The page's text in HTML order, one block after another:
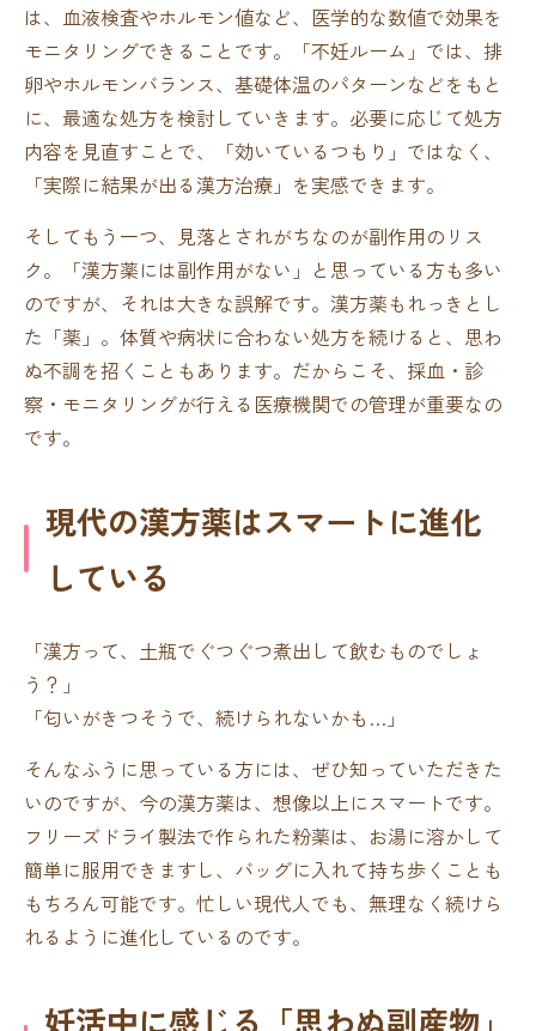
は、血液検査やホルモン値など、医学的な数値で効果を
モニタリングできることです。「不妊ルーム」では、排
卵やホルモンバランス、基礎体温のパターンなどをもと
に、最適な処方を検討していきます。必要に応じて処方
内容を見直すことで、「効いているつもり」ではなく、
「実際に結果が出る漢方治療」を実感できます。
そしてもう一つ、見落とされがちなのが副作用のリス
ク。「漢方薬には副作用がない」と思っている方も多い
のですが、それは大きな誤解です。漢方薬もれっきとし
た「薬」。体質や病状に合わない処方を続けると、思わ
ぬ不調を招くこともあります。だからこそ、採血・診
察・モニタリングが行える医療機関での管理が重要なの
です。
現代の漢方薬はスマートに進化
している
「漢方って、土瓶でぐつぐつ煮出して飲むものでしょ
う？」
「匂いがきつそうで、続けられないかも…」
そんなふうに思っている方には、ぜひ知っていただきた
いのですが、今の漢方薬は、想像以上にスマートです。
フリーズドライ製法で作られた粉薬は、お湯に溶かして
簡単に服用できますし、バッグに入れて持ち歩くことも
もちろん可能です。忙しい現代人でも、無理なく続けら
れるように進化しているのです。
妊活中に感じる「思わぬ副産物」